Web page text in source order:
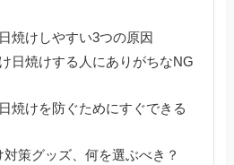
焼けしやすい3つの原因
日焼けする人にありがちなNG
焼けを防ぐためにすぐできる
対策グッズ、何を選ぶべき？